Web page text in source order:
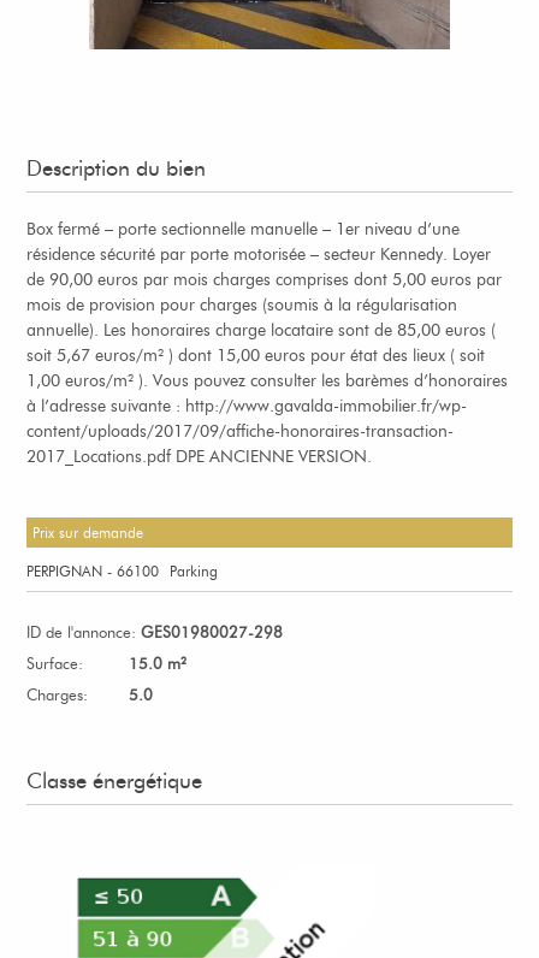
Description du bien
Box fermé – porte sectionnelle manuelle – 1er niveau d’une
résidence sécurité par porte motorisée – secteur Kennedy. Loyer
de 90,00 euros par mois charges comprises dont 5,00 euros par
mois de provision pour charges (soumis à la régularisation
annuelle). Les honoraires charge locataire sont de 85,00 euros (
soit 5,67 euros/m² ) dont 15,00 euros pour état des lieux ( soit
1,00 euros/m² ). Vous pouvez consulter les barèmes d’honoraires
à l’adresse suivante : http://www.gavalda-immobilier.fr/wp-
content/uploads/2017/09/affiche-honoraires-transaction-
2017_Locations.pdf DPE ANCIENNE VERSION.
Prix sur demande
PERPIGNAN - 66100 Parking
ID de l'annonce: GES01980027-298
Surface:
15.0 m²
Charges:
5.0
Classe énergétique